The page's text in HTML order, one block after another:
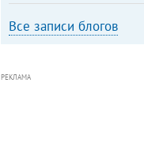
Все записи блогов
РЕКЛАМА